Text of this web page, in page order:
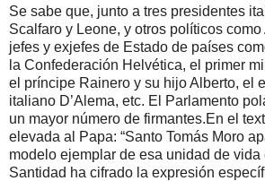
Se sabe que, junto a tres presidentes
Scalfaro y Leone, y otros políticos
jefes y exjefes de Estado de países
la Confederación Helvética, el primer
el príncipe Rainero y su hijo Alberto, el
italiano D’Alema, etc. El Parlamento
un mayor número de firmantes.En el
elevada al Papa: “Santo Tomás Moro
modelo ejemplar de esa unidad de vida
Santidad ha cifrado la expresión